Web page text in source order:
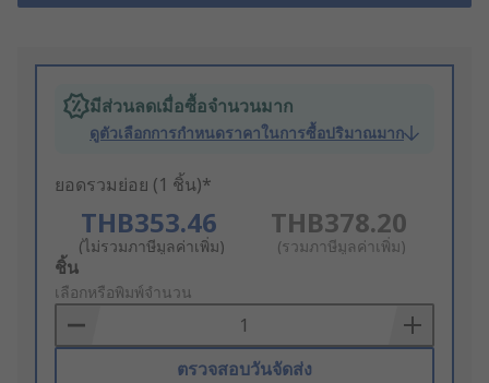
มีส่วนลดเมื่อซื้อจำนวนมาก
ดูตัวเลือกการกำหนดราคาในการซื้อปริมาณมาก
ยอดรวมย่อย (1 ชิ้น)*
THB353.46
(ไม่รวมภาษีมูลค่าเพิ่ม)
THB378.20
(รวมภาษีมูลค่าเพิ่ม)
Add
to
Basket
ชิ้น
เลือกหรือพิมพ์จำนวน
ตรวจสอบวันจัดส่ง